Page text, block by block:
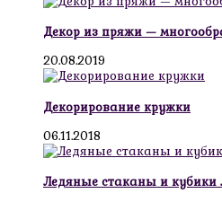
Декор из пряжи —
20.08.2019
Декорирование кружки
06.11.2018
Ледяные стаканы и кубики